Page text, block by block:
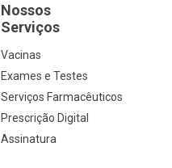
Nossos
Serviços
Vacinas
Exames e Testes
Serviços Farmacêuticos
Prescrição Digital
Assinatura